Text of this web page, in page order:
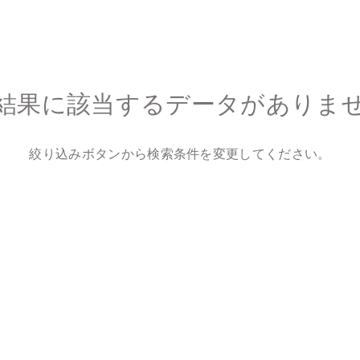
果に該当するデータがありま
絞り込みボタンから検索条件を変更してください。